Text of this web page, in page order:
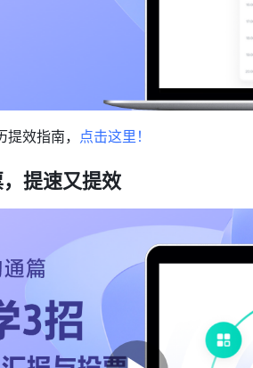
效指南， 点击这里！
提速又提效